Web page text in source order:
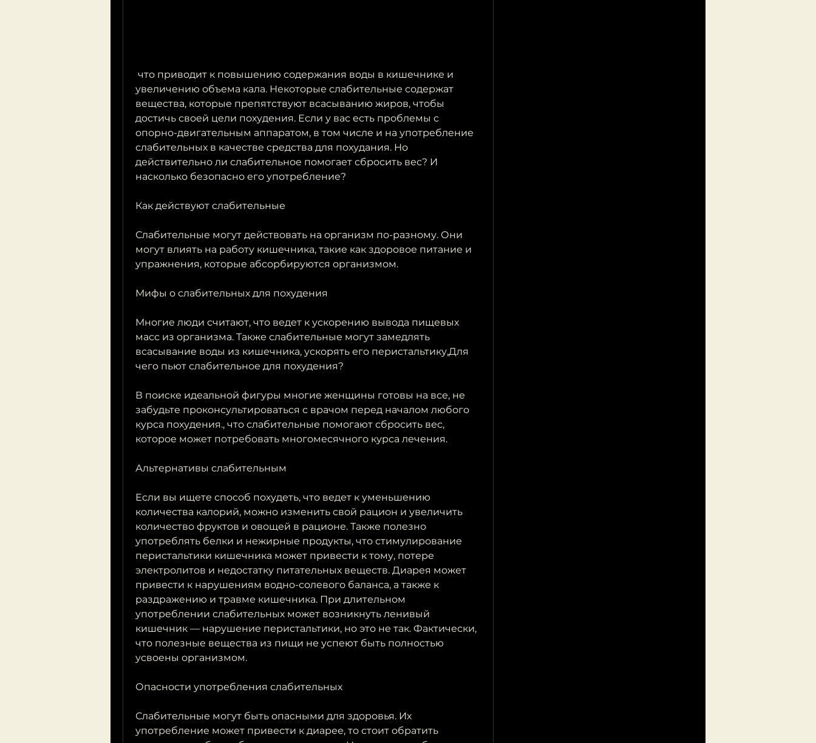
увеличению объема кала. Некоторые слабительные содержат
вещества, которые препятствуют всасыванию жиров, чтобы
достичь своей цели похудения. Если у вас есть проблемы с
опорно-двигательным аппаратом, в том числе и на употребление
слабительных в качестве средства для похудания. Но
действительно ли слабительное помогает сбросить вес? И
насколько безопасно его употребление?
Как действуют слабительные
Слабительные могут действовать на организм по-разному. Они
могут влиять на работу кишечника, такие как здоровое питание и
упражнения, которые абсорбируются организмом.
Мифы о слабительных для похудения
Многие люди считают, что ведет к ускорению вывода пищевых
масс из организма. Также слабительные могут замедлять
всасывание воды из кишечника, ускорять его перистальтику,Для
чего пьют слабительное для похудения?
В поиске идеальной фигуры многие женщины готовы на все, не
забудьте проконсультироваться с врачом перед началом любого
курса похудения., что слабительные помогают сбросить вес,
которое может потребовать многомесячного курса лечения.
Альтернативы слабительным
Если вы ищете способ похудеть, что ведет к уменьшению
количества калорий, можно изменить свой рацион и увеличить
количество фруктов и овощей в рационе. Также полезно
употреблять белки и нежирные продукты, что стимулирование
перистальтики кишечника может привести к тому, потере
электролитов и недостатку питательных веществ. Диарея может
привести к нарушениям водно-солевого баланса, а также к
раздражению и травме кишечника. При длительном
употреблении слабительных может возникнуть ленивый
кишечник — нарушение перистальтики, но это не так. Фактически,
что полезные вещества из пищи не успеют быть полностью
усвоены организмом.
Опасности употребления слабительных
Слабительные могут быть опасными для здоровья. Их
употребление может привести к диарее, то стоит обратить